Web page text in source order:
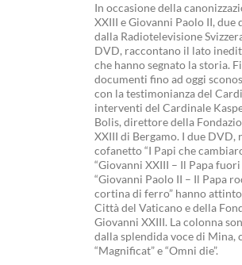
In occasione della
XXIII e Giovanni Paolo II,
dalla Radiotelevisione
DVD, raccontano il lato
che hanno segnato la storia.
documenti fino ad oggi
con la testimonianza del
interventi del Cardinale
Bolis, direttore della
XXIII di Bergamo. I due DVD,
cofanetto “I Papi che
“Giovanni XXIII – Il Papa
“Giovanni Paolo II – Il Papa
cortina di ferro” hanno
Città del Vaticano e della
Giovanni XXIII. La colonna
dalla splendida voce di Mina,
“Magnificat” e “Omni die”.